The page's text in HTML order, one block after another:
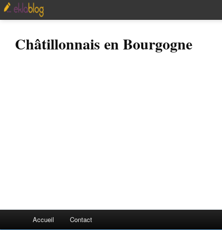
Châtillonnais en Bourgogne
Accueil Contact